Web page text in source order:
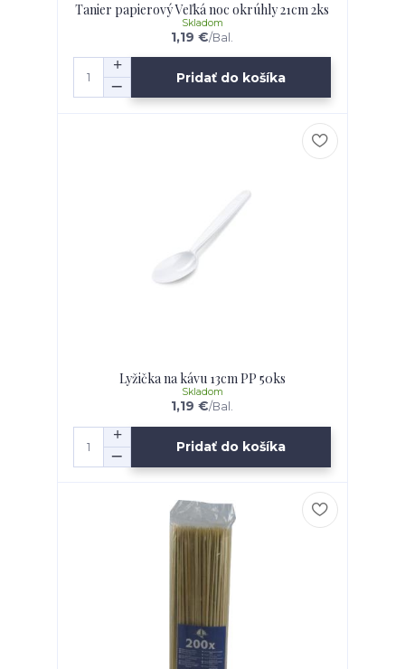
Tanier papierový Veľká noc okrúhly 21cm 2ks
1,19 €/Bal.
Skladom
Pridať do košíka
Lyžička na kávu 13cm PP 50ks
1,19 €/Bal.
Skladom
Pridať do košíka